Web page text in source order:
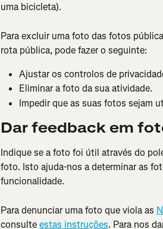
uma bicicleta).
Para excluir uma foto das fotos
rota pública, pode fazer o seguinte:
Ajustar os controlos de
Eliminar a foto da sua atividade.
Impedir que as suas fotos sejam
Dar feedback em
Indique se a foto foi útil através do
foto. Isto ajuda-nos a determinar as
funcionalidade.
Para denunciar uma foto que viola as
consulte estas instruções. Para nos